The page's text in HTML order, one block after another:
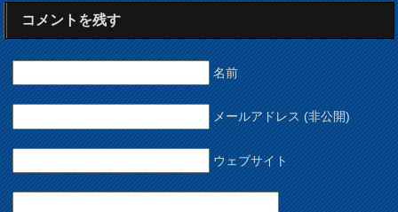
コメントを残す
名前
メールアドレス (非公開)
ウェブサイト